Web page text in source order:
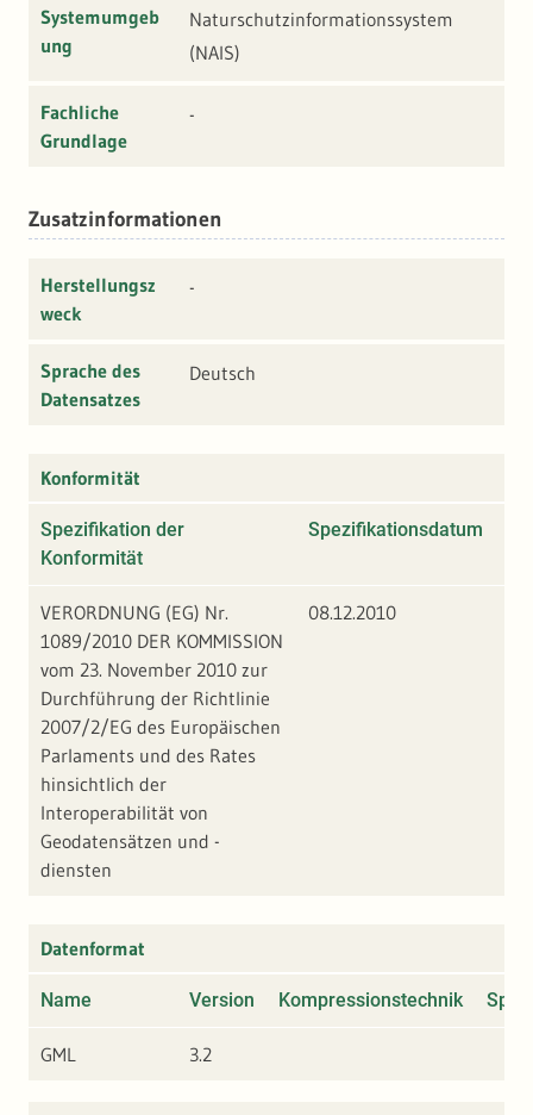
Systemumgeb
ung
Naturschutzinformationssystem
(NAIS)
Fachliche
Grundlage
-
Zusatzinformationen
Herstellungsz
weck
-
Sprache des
Datensatzes
Deutsch
Konformität
Spezifikation der
Konformität
Spezifikationsdatum
VERORDNUNG (EG) Nr.
1089/2010 DER KOMMISSION
vom 23. November 2010 zur
Durchführung der Richtlinie
2007/2/EG des Europäischen
Parlaments und des Rates
hinsichtlich der
Interoperabilität von
Geodatensätzen und -
diensten
08.12.2010
Datenformat
Name Version Kompressionstechnik
GML 3.2